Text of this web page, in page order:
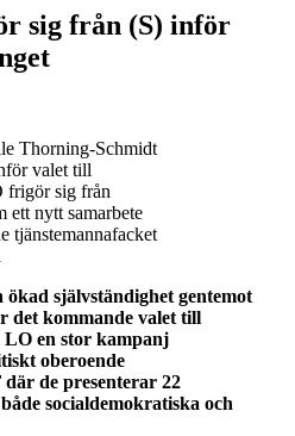
sig från (S) inför
Thorning-Schmidt
valet till
frigör sig från
ett nytt samarbete
tjänstemannafacket
självständighet gentemot
det kommande valet till
en stor kampanj
oberoende
de presenterar 22
socialdemokratiska och